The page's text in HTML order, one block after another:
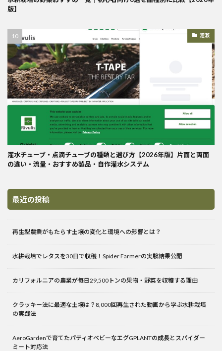
版】
灌漑
灌水チューブ・点滴チューブの種類と選び方【2026年版】片面と両面
の違い・流量・おすすめ製品・自作灌水システム
最近の投稿
再生型農業がもたらす土壌の変化と環境への影響とは？
水耕栽培でレタスを30日で収穫！Spider Farmerの実験結果公開
カリフォルニアの農業が毎日29,500トンの果物・野菜を収穫する理由
クラッキー法に最適な土壌は？8,000回再生された動画から学ぶ水耕栽培
の実践法
AeroGardenで育てたパティオベビーなエグGPLANTの成長とスパイダー
ミート対応法